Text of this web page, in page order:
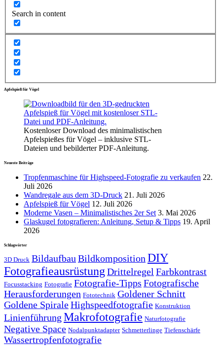
Search in content
Apfelspieß für Vögel
Kostenloser Download des minimalistischen
Apfelspießes für Vögel – inklusive STL-
Dateien und bebilderter PDF-Anleitung.
Neueste Beiträge
Tropfenmaschine für Highspeed-Fotografie zu verkaufen 22.
Juli 2026
Wandregale aus dem 3D-Druck 21. Juli 2026
Apfelspieß für Vögel 12. Juli 2026
Moderne Vasen – Minimalistisches 2er Set 3. Mai 2026
Glaskugel fotografieren: Anleitung, Setup & Tipps 19. April
2026
Schlagwörter
3D Druck Bildaufbau Bildkomposition DIY
Fotografieausrüstung Drittelregel Farbkontrast
Focusstacking Fotografie Fotografie-Tipps Fotografische
Herausforderungen Fototechnik Goldener Schnitt
Goldene SpiraleHighspeedfotografie Konstruktion
Linienführung Makrofotografie Naturfotografie
Negative Space Nodalpunktadapter Schmetterlinge Tiefenschärfe
Wassertropfenfotografie